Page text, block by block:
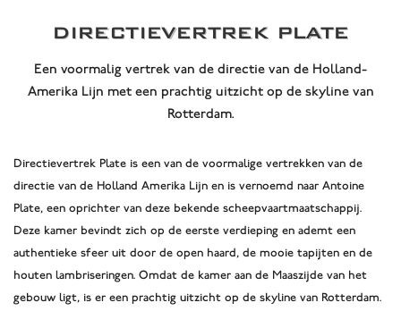
DIRECTIEVERTREK PLATE
Een voormalig vertrek van de directie van de Holland-
Amerika Lijn met een prachtig uitzicht op de skyline van
Rotterdam.
Directievertrek Plate is een van de voormalige vertrekken van de
directie van de Holland Amerika Lijn en is vernoemd naar Antoine
Plate, een oprichter van deze bekende scheepvaartmaatschappij.
Deze kamer bevindt zich op de eerste verdieping en ademt een
authentieke sfeer uit door de open haard, de mooie tapijten en de
houten lambriseringen. Omdat de kamer aan de Maaszijde van het
gebouw ligt, is er een prachtig uitzicht op de skyline van Rotterdam.